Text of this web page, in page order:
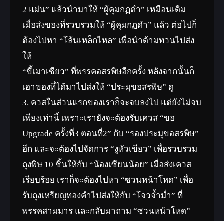
2 แผ่น” แล้วนำมาให้ “ผู้คุมกฏดำ” เหมือนเดิม
เมื่อส่งของที่รวบรวมให้ “ผู้คุมกฏดำ” แล้ว ต่อไปก็
ต้องไปหา “โล้นเหล็กไหล” เพื่อนำด้ามทวนไปส่ง
ให้
“ขี้เมาเซียว” ที่พรรคอสรพิษอีกครั้ง หลังจากนั้นก็
เอาของที่ได้มาไปส่งให้ “ประมุขอสรพิษ” ดู
3. ควสในส่วนแรกของเราก็จะจบลงไป แต่ยังไม่จบ
เพียงเท่านี้ เพราะเรายังจะต้องรับเควส “ขอ
Upgrade ครั้งที่3 ตอนที่2” กับ “รองประมุขอสรพิษ”
อีก และจะต้องไปจัดการ “งูหัวเขียว” เพื่อรวบรวม
ถุงพิษ 10 ชิ้นให้กับ “น้องเซียนน้อย” เมื่อส่งเควส
เรียบร้อย เราก็จะต้องไปหา “ซวนหน้าโหด” เพื่อ
รับถุงเหรียญทองคำไปส่งให้กับ “โจวจ้ำม่ำ” ที่
พรรคสามมาร และกลับมาถาม “ซวนหน้าโหด”